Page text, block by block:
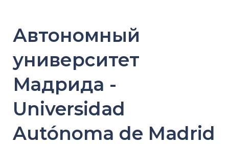
Автономный
университет
Мадрида -
Universidad
Autónoma de Madrid